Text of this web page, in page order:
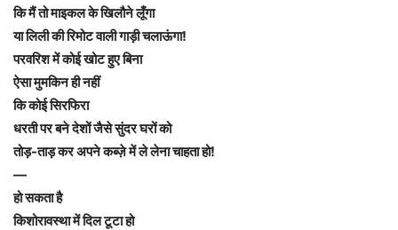
कि मैं तो माइकल के खिलौने लूँगा
या लिली की रिमोट वाली गाड़ी चलाऊंगा!
परवरिश में कोई खोट हुए बिना
ऐसा मुमकिन ही नहीं
कि कोई सिरफिरा
धरती पर बने देशों जैसे सुंदर घरों को
तोड़-ताड़ कर अपने कब्ज़े में ले लेना चाहता हो!
—
हो सकता है
किशोरावस्था में दिल टूटा हो